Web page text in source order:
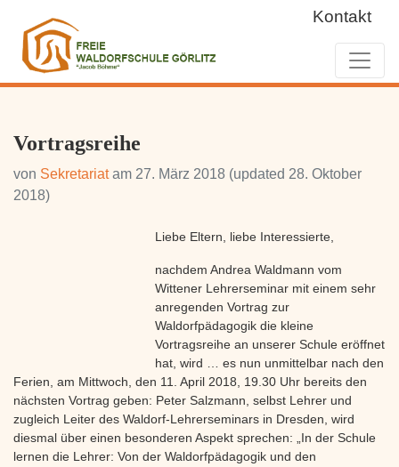
Kontakt
Vortragsreihe
von Sekretariatam 27. März 2018 (updated 28. Oktober
2018)
Liebe Eltern, liebe Interessierte,
nachdem Andrea Waldmann vom
Wittener Lehrerseminar mit einem sehr
anregenden Vortrag zur
Waldorfpädagogik die kleine
Vortragsreihe an unserer Schule eröffnet
hat, wird …
es nun unmittelbar nach den
Ferien, am Mittwoch, den 11. April 2018, 19.30 Uhr bereits den
nächsten Vortrag geben: Peter Salzmann, selbst Lehrer und
zugleich Leiter des Waldorf-Lehrerseminars in Dresden, wird
diesmal über einen besonderen Aspekt sprechen: „In der Schule
lernen die Lehrer: Von der Waldorfpädagogik und den